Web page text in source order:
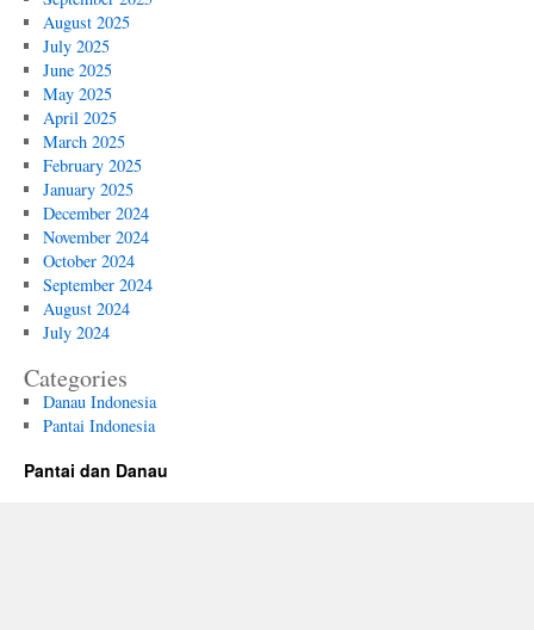
August 2025
July 2025
June 2025
May 2025
April 2025
March 2025
February 2025
January 2025
December 2024
November 2024
October 2024
September 2024
August 2024
July 2024
Categories
Danau Indonesia
Pantai Indonesia
Pantai dan Danau